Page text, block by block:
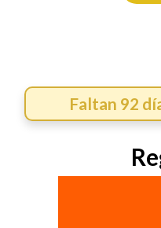
Faltan 92